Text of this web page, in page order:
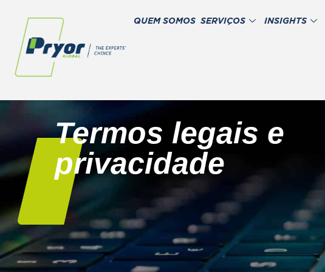
QUEM SOMOS SERVIÇOS INSIGHTS
Termos legais e
privacidade